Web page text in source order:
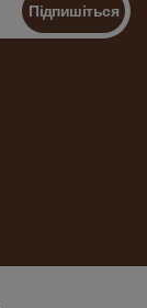
Підпишіться